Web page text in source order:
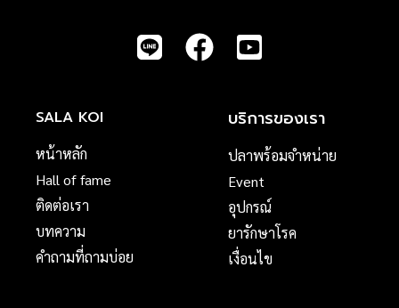
SALA KOI
หน้าหลัก
Hall of fame
ติดต่อเรา
บทความ
คำถามที่ถามบ่อย
บริการของเรา
ปลาพร้อมจำหน่าย
Event
อุปกรณ์
ยารักษาโรค
เงื่อนไข